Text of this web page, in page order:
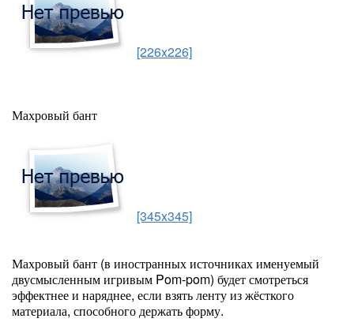
[226x226]
Махровый бант
[345x345]
Махровый бант (в иностранных источниках именуемый
двусмысленным игривым Pom-pom) будет смотреться
эффектнее и наряднее, если взять ленту из жёсткого
материала, способного держать форму.